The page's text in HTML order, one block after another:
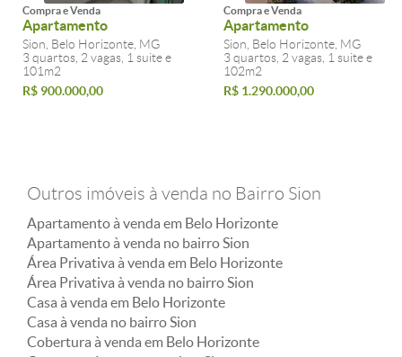
Compra e Venda
Apartamento
Sion, Belo Horizonte, MG
3 quartos, 2 vagas, 1 suite e
101m2
R$ 900.000,00
Compra e Venda
Apartamento
Sion, Belo Horizonte, MG
3 quartos, 2 vagas, 1 suite e
102m2
R$ 1.290.000,00
Outros imóveis à venda no Bairro Sion
Apartamento à venda em Belo Horizonte
Apartamento à venda no bairro Sion
Área Privativa à venda em Belo Horizonte
Área Privativa à venda no bairro Sion
Casa à venda em Belo Horizonte
Casa à venda no bairro Sion
Cobertura à venda em Belo Horizonte